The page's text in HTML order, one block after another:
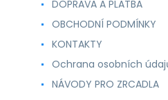
DOPRAVA A PLATBA
OBCHODNÍ PODMÍNKY
KONTAKTY
Ochrana osobních
NÁVODY PRO ZRCADLA